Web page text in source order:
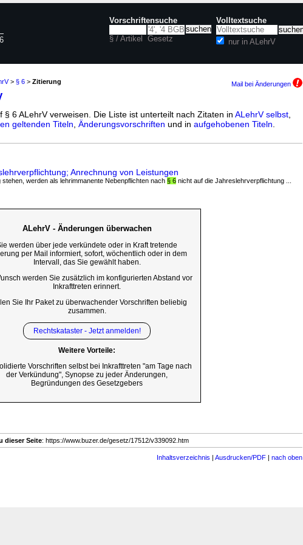
Vorschriftensuche
§ / Artikel Gesetz
Volltextsuche
nur in ALehrV
> § 6 > Zitierung Mail bei Änderungen
§ 6 ALehrV verweisen. Die Liste ist unterteilt nach Zitaten in ALehrV selbst
geltenden Titeln Änderungsvorschriften und in aufgehobenen Titeln
Anrechnung von Leistungen
stehen, werden als lehrimmanente Nebenpflichten nach § 6 nicht auf die Jahreslehrverpflichtung ...
ALehrV - Änderungen überwachen
werden über jede verkündete oder in Kraft tretende
per Mail informiert, sofort, wöchentlich oder in dem
Intervall, das Sie gewählt haben.
werden Sie zusätzlich im konfigurierten Abstand vor
Inkrafttreten erinnert.
Sie Ihr Paket zu überwachender Vorschriften beliebig
zusammen.
Rechtskataster - Jetzt anmelden!
Weitere Vorteile:
Vorschriften selbst bei Inkrafttreten "am Tage nach
der Verkündung", Synopse zu jeder Änderungen,
Begründungen des Gesetzgebers
dieser Seite: https://www.buzer.de/gesetz/17512/v339092.htm
Inhaltsverzeichnis | Ausdrucken/PDF | nach oben